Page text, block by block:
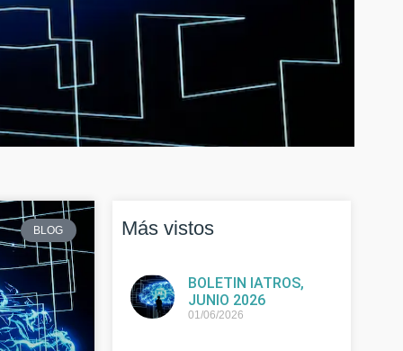
BLOG Más vistos
BOLETIN IATROS,
JUNIO 2026
01/06/2026